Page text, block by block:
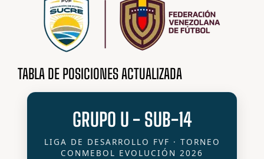
TABLA DE POSICIONES ACTUALIZADA
GRUPO U - SUB-14
LIGA DE DESARROLLO FVF · TORNEO
CONMEBOL EVOLUCIÓN 2026